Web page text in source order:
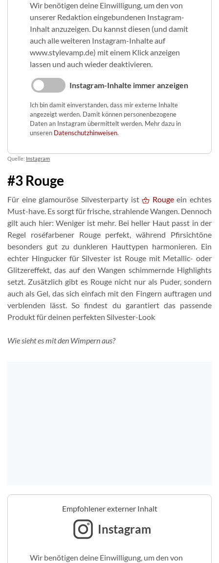
Wir benötigen deine Einwilligung, um den von
unserer Redaktion eingebundenen Instagram-
Inhalt anzuzeigen. Du kannst diesen (und damit
auch alle weiteren Instagram-Inhalte auf
www.stylevamp.de) mit einem Klick anzeigen
lassen und auch wieder deaktivieren.
Instagram-Inhalte immer anzeigen
Ich bin damit einverstanden, dass mir externe Inhalte
angezeigt werden. Damit können personenbezogene
Daten an Instagram übermittelt werden. Mehr dazu in
unseren Datenschutzhinweisen.
Quelle: Instagram
#3 Rouge
Für eine glamouröse Silvesterparty ist Rougeein echtes
Must-have. Es sorgt für frische, strahlende Wangen. Dennoch
gilt auch hier: Weniger ist mehr. Bei heller Haut passt in der
Regel roséfarbener Rouge perfekt, während Pfirsichtöne
besonders gut zu dunkleren Hauttypen harmonieren. Ein
echter Hingucker für Silvester ist Rouge mit Metallic- oder
Glitzereffekt, das auf den Wangen schimmernde Highlights
setzt. Zusätzlich gibt es Rouge nicht nur als Puder, sondern
auch als Gel, das sich einfach mit den Fingern auftragen und
verblenden lässt. So findest du garantiert das passende
Produkt für deinen perfekten Silvester-Look
Wie sieht es mit den Wimpern aus?
Empfohlener externer Inhalt
Instagram
Wir benötigen deine Einwilligung, um den von